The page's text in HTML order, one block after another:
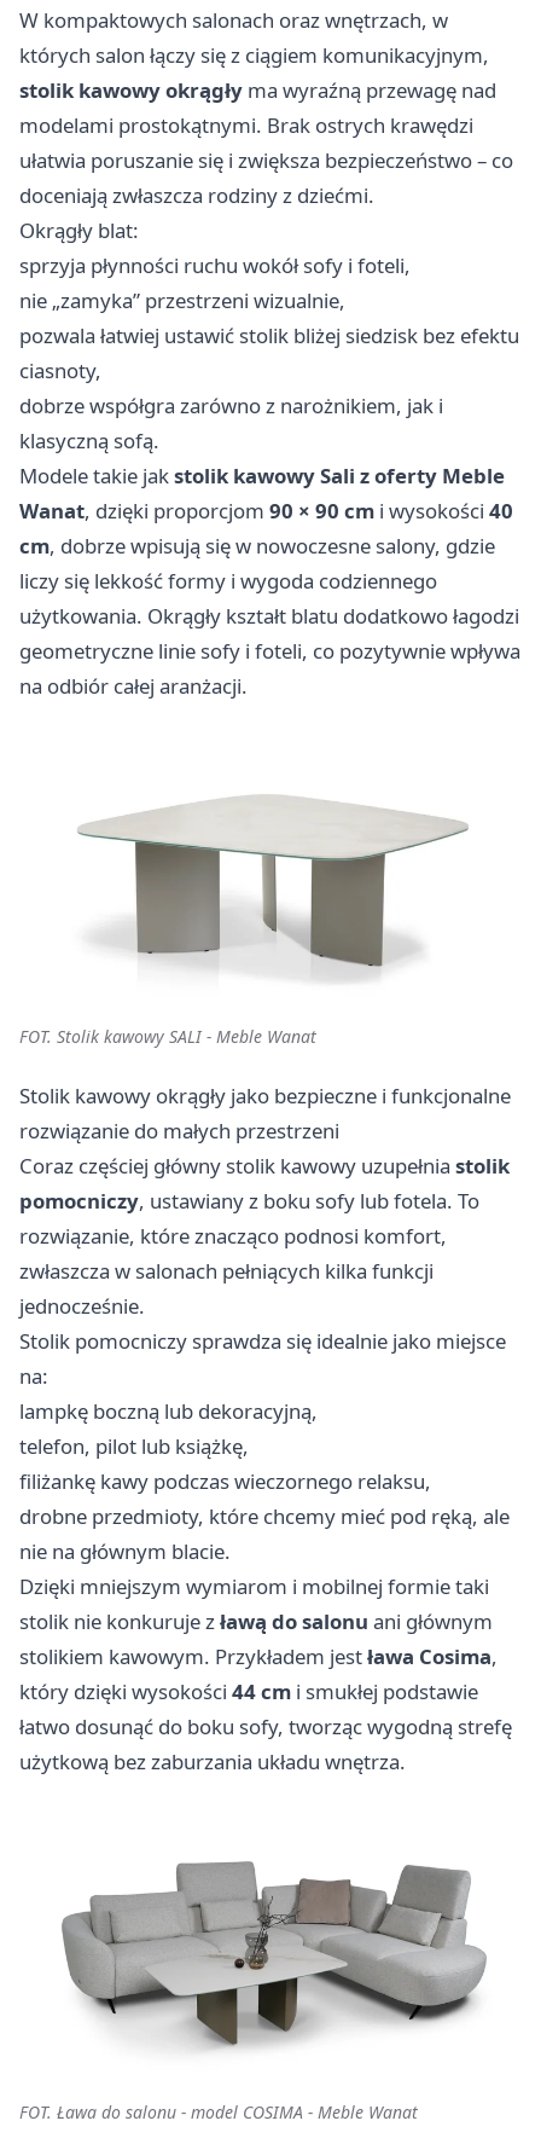
W kompaktowych salonach oraz wnętrzach, w
których salon łączy się z ciągiem komunikacyjnym,
stolik kawowy okrągły ma wyraźną przewagę nad
modelami prostokątnymi. Brak ostrych krawędzi
ułatwia poruszanie się i zwiększa bezpieczeństwo – co
doceniają zwłaszcza rodziny z dziećmi.
Okrągły blat:
sprzyja płynności ruchu wokół sofy i foteli,
nie „zamyka” przestrzeni wizualnie,
pozwala łatwiej ustawić stolik bliżej siedzisk bez efektu
ciasnoty,
dobrze współgra zarówno z narożnikiem, jak i
klasyczną sofą.
Modele takie jakstolik kawowy Sali z oferty Meble
Wanat, dzięki proporcjom 90 × 90 cm i wysokości 40
cm, dobrze wpisują się w nowoczesne salony, gdzie
liczy się lekkość formy i wygoda codziennego
użytkowania. Okrągły kształt blatu dodatkowo łagodzi
geometryczne linie sofy i foteli, co pozytywnie wpływa
na odbiór całej aranżacji.
FOT. Stolik kawowy SALI - Meble Wanat
Stolik kawowy okrągły jako bezpieczne i funkcjonalne
rozwiązanie do małych przestrzeni
Coraz częściej główny stolik kawowy uzupełnia stolik
pomocniczy, ustawiany z boku sofy lub fotela. To
rozwiązanie, które znacząco podnosi komfort,
zwłaszcza w salonach pełniących kilka funkcji
jednocześnie.
Stolik pomocniczy sprawdza się idealnie jako miejsce
na:
lampkę boczną lub dekoracyjną,
telefon, pilot lub książkę,
filiżankę kawy podczas wieczornego relaksu,
drobne przedmioty, które chcemy mieć pod ręką, ale
nie na głównym blacie.
Dzięki mniejszym wymiarom i mobilnej formie taki
stolik nie konkuruje zławą do salonu ani głównym
stolikiem kawowym. Przykładem jestława Cosima,
który dzięki wysokości 44 cm i smukłej podstawie
łatwo dosunąć do boku sofy, tworząc wygodną strefę
użytkową bez zaburzania układu wnętrza.
FOT. Ława do salonu - model COSIMA - Meble Wanat